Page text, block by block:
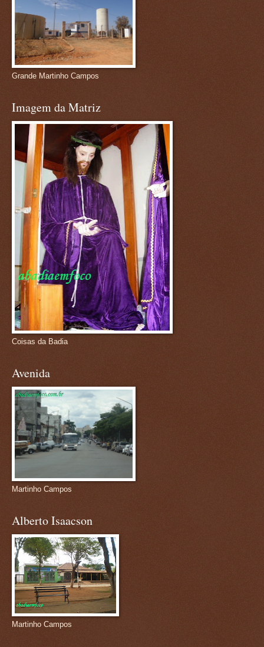
Grande Martinho Campos
Imagem da Matriz
Coisas da Badia
Avenida
Martinho Campos
Alberto Isaacson
Martinho Campos